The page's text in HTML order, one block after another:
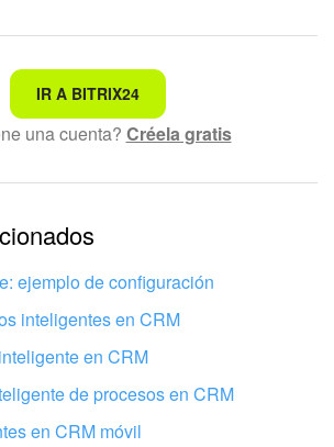
buscando
e incomprensible
está desactualizada
demasiado corta. Necesito más
funciona esta herramienta
IR A BITRIX24
una cuenta? Créela gratis
ejemplo de configuración
inteligentes en CRM
en CRM
de procesos en CRM
en CRM móvil